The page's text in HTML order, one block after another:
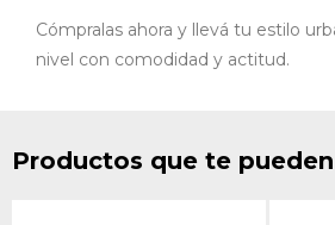
Cómpralas ahora y llevá tu estilo
nivel con comodidad y actitud.
Productos que te